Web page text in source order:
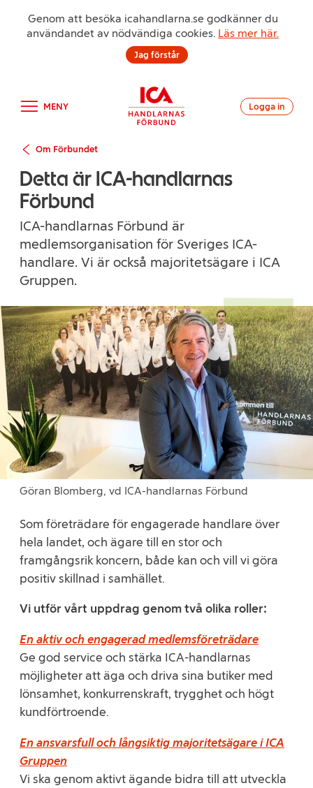
Genom att besöka icahandlarna.se godkänner du
användandet av nödvändiga cookies. Läs mer här.
Jag förstår
MENY Logga in
Om Förbundet
Detta är ICA-handlarnas
Förbund
ICA-handlarnas Förbund är
medlemsorganisation för Sveriges ICA-
handlare. Vi är också majoritetsägare i ICA
Gruppen.
Göran Blomberg, vd ICA-handlarnas Förbund
Som företrädare för engagerade handlare över
hela landet, och ägare till en stor och
framgångsrik koncern, både kan och vill vi göra
positiv skillnad i samhället.
Vi utför vårt uppdrag genom två olika roller:
En aktiv och engagerad medlemsföreträdare
Ge god service och stärka ICA-handlarnas
möjligheter att äga och driva sina butiker med
lönsamhet, konkurrenskraft, trygghet och högt
kundförtroende.
En ansvarsfull och långsiktig majoritetsägare i ICA
Gruppen
Vi ska genom aktivt ägande bidra till att utveckla